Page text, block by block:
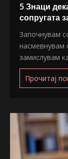
5 Знаци
сопругата
Започнувам
насмевнувам
замислувам
Прочитај